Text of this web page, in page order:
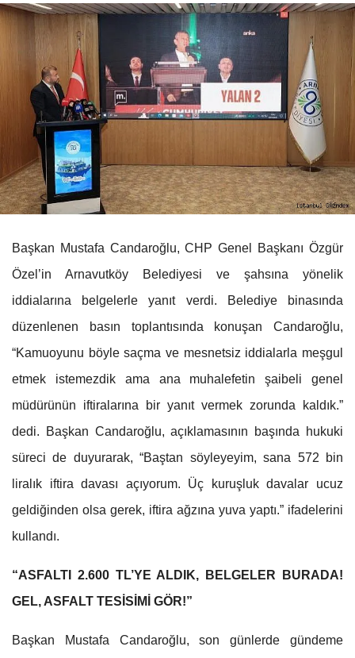
Başkan Mustafa Candaroğlu, CHP Genel Başkanı Özgür
Özel’in Arnavutköy Belediyesi ve şahsına yönelik
iddialarına belgelerle yanıt verdi. Belediye binasında
düzenlenen basın toplantısında konuşan Candaroğlu,
“Kamuoyunu böyle saçma ve mesnetsiz iddialarla meşgul
etmek istemezdik ama ana muhalefetin şaibeli genel
müdürünün iftiralarına bir yanıt vermek zorunda kaldık.”
dedi. Başkan Candaroğlu, açıklamasının başında hukuki
süreci de duyurarak, “Baştan söyleyeyim, sana 572 bin
liralık iftira davası açıyorum. Üç kuruşluk davalar ucuz
geldiğinden olsa gerek, iftira ağzına yuva yaptı.” ifadelerini
kullandı.
“ASFALTI 2.600 TL’YE ALDIK, BELGELER BURADA!
GEL, ASFALT TESİSİMİ GÖR!”
Başkan Mustafa Candaroğlu, son günlerde gündeme